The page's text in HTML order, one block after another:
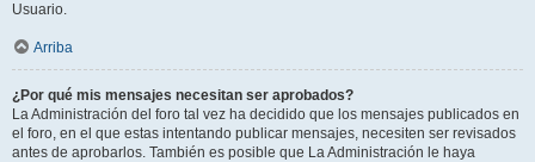
Usuario.
Arriba
¿Por qué mis mensajes necesitan ser aprobados?
La Administración del foro tal vez ha decidido que los mensajes publicados en
el foro, en el que estas intentando publicar mensajes, necesiten ser revisados
antes de aprobarlos. También es posible que La Administración le haya